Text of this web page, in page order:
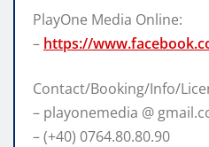
PlayOne Media Online:
– https://
Contact/Booking/Info/
– playonemedia @
– (+40) 0764.80.80.90